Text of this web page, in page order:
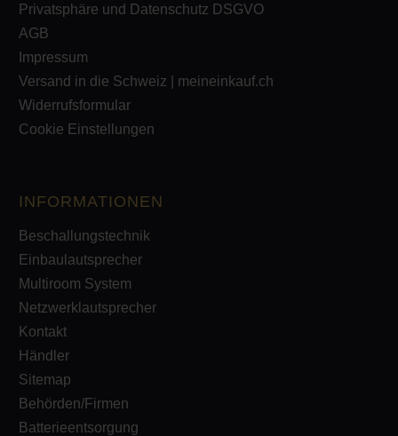
Privatsphäre und Datenschutz DSGVO
AGB
Impressum
Versand in die Schweiz | meineinkauf.ch
Widerrufsformular
Cookie Einstellungen
INFORMATIONEN
Beschallungstechnik
Einbaulautsprecher
Multiroom System
Netzwerklautsprecher
Kontakt
Händler
Sitemap
Behörden/Firmen
Batterieentsorgung